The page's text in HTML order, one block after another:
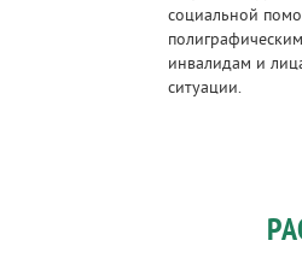
социальной
инвалидам и
ситуации.